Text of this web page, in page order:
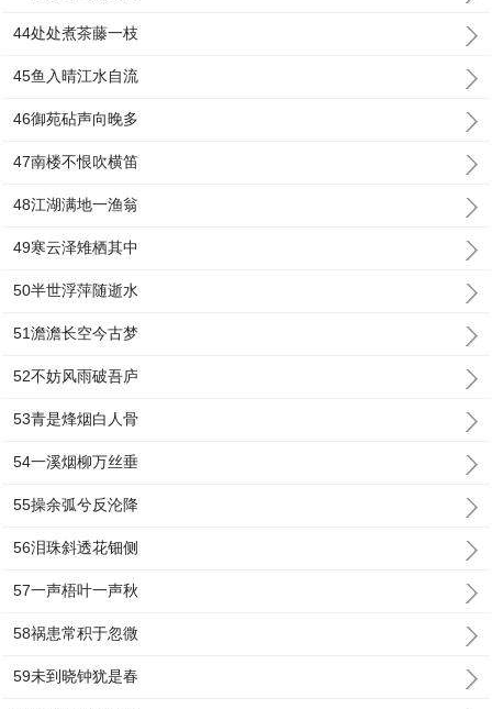
44处处煮茶藤一枝
45鱼入晴江水自流
46御苑砧声向晚多
47南楼不恨吹横笛
48江湖满地一渔翁
49寒云泽雉栖其中
50半世浮萍随逝水
51澹澹长空今古梦
52不妨风雨破吾庐
53青是烽烟白人骨
54一溪烟柳万丝垂
55操余弧兮反沦降
56泪珠斜透花钿侧
57一声梧叶一声秋
58祸患常积于忽微
59未到晓钟犹是春